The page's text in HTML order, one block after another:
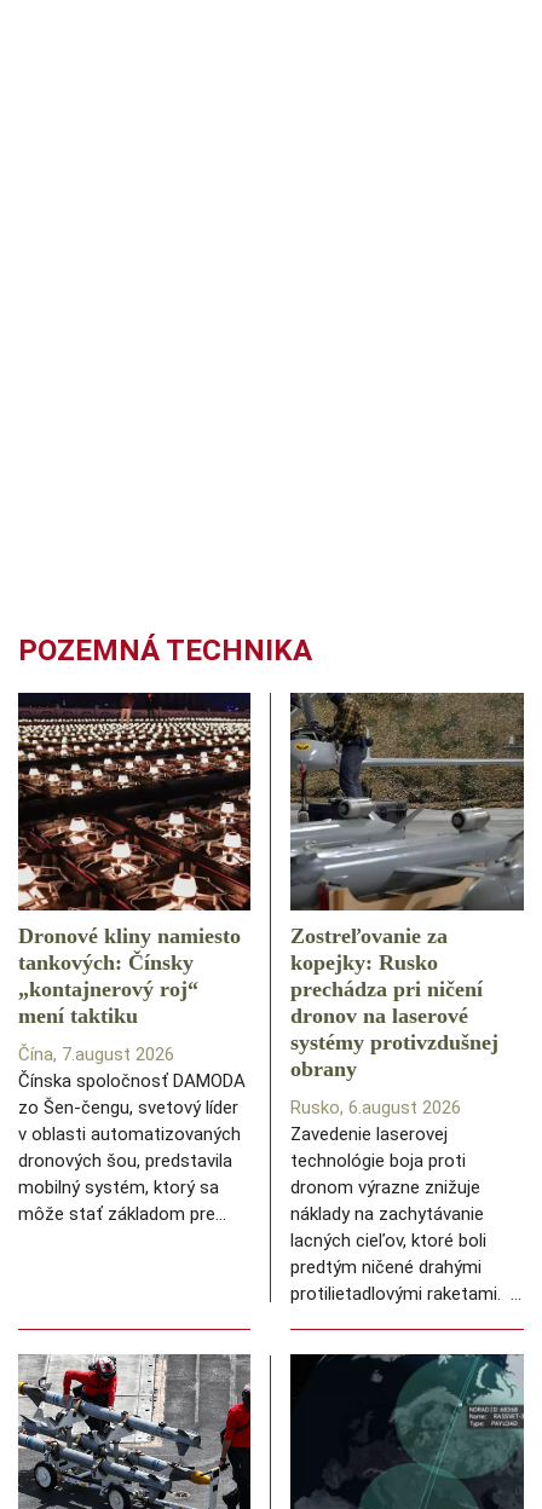
POZEMNÁ TECHNIKA
Dronové kliny namiesto
tankových: Čínsky
️„kontajnerový roj“
mení taktiku
Čína, 7.august 2026
Čínska spoločnosť DAMODA
zo Šen-čengu, svetový líder
v oblasti automatizovaných
dronových šou, predstavila
mobilný systém, ktorý sa
môže stať základom pre…
Zostreľovanie za
kopejky: Rusko
prechádza pri ničení
dronov na laserové
systémy protivzdušnej
obrany
Rusko, 6.august 2026
Zavedenie laserovej
technológie boja proti
dronom výrazne znižuje
náklady na zachytávanie
lacných cieľov, ktoré boli
predtým ničené drahými
protilietadlovými raketami. …